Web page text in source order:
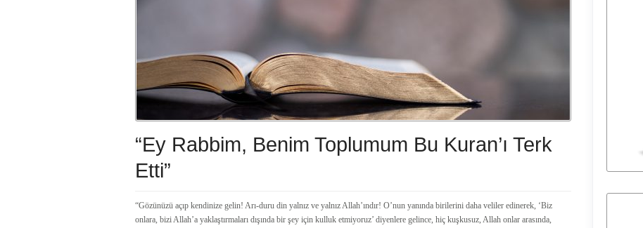
“Ey Rabbim, Benim Toplumum Bu Kuran’ı Terk
Etti”
“Gözünüzü açıp kendinize gelin! Arı-duru din yalnız ve yalnız Allah’ındır! O’nun yanında birilerini daha veliler edinerek, ‘Biz
onlara, bizi Allah’a yaklaştırmaları dışında bir şey için kulluk etmiyoruz’ diyenlere gelince, hiç kuşkusuz, Allah onlar arasında,